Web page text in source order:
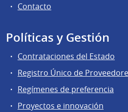
Contacto
Políticas y Gestión
Contrataciones del Estado
Registro Único de
Regímenes de preferencia
Proyectos e innovación